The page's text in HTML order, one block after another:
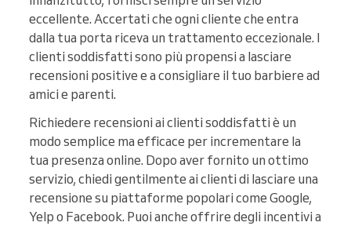
eccellente. Accertati che ogni cliente che entra
dalla tua porta riceva un trattamento eccezionale. I
clienti soddisfatti sono più propensi a lasciare
recensioni positive e a consigliare il tuo barbiere ad
amici e parenti.
Richiedere recensioni ai clienti soddisfatti è un
modo semplice ma efficace per incrementare la
tua presenza online. Dopo aver fornito un ottimo
servizio, chiedi gentilmente ai clienti di lasciare una
recensione su piattaforme popolari come Google,
Yelp o Facebook. Puoi anche offrire degli incentivi a